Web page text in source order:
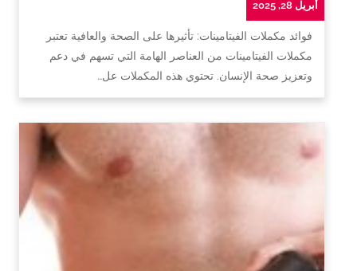
أبريل 28, 2025
فوائد مكملات الفيتامينات: تأثيرها على الصحة والعافية تعتبر
مكملات الفيتامينات من العناصر الهامة التي تسهم في دعم
وتعزيز صحة الإنسان. تحتوي هذه المكملات عل…